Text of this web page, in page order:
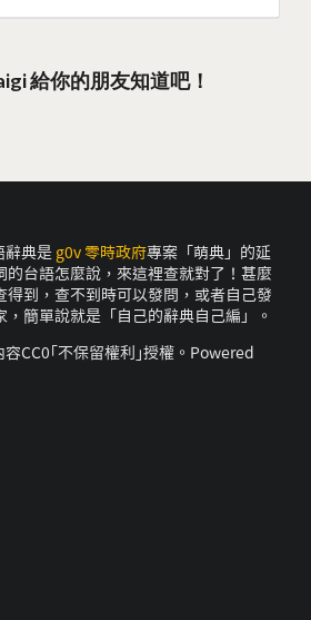
給你的朋友知道吧！
辭典是 g0v 零時政府專案「萌典」的延
的台語怎麼說，來這裡查就對了！甚麼
得到，查不到時可以發問，或者自己發
簡單說就是「自己的辭典自己編」。
CC0｢不保留權利｣授權。Powered